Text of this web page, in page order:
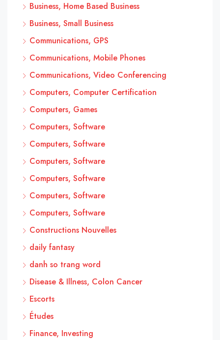
Business, Home Based Business
Business, Small Business
Communications, GPS
Communications, Mobile Phones
Communications, Video Conferencing
Computers, Computer Certification
Computers, Games
Computers, Software
Computers, Software
Computers, Software
Computers, Software
Computers, Software
Computers, Software
Constructions Nouvelles
daily fantasy
danh so trang word
Disease & Illness, Colon Cancer
Escorts
Études
Finance, Investing